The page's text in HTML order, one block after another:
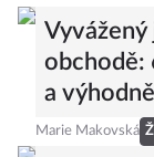
Vyvážený
obchodě:
a výhodně
Marie Makovská